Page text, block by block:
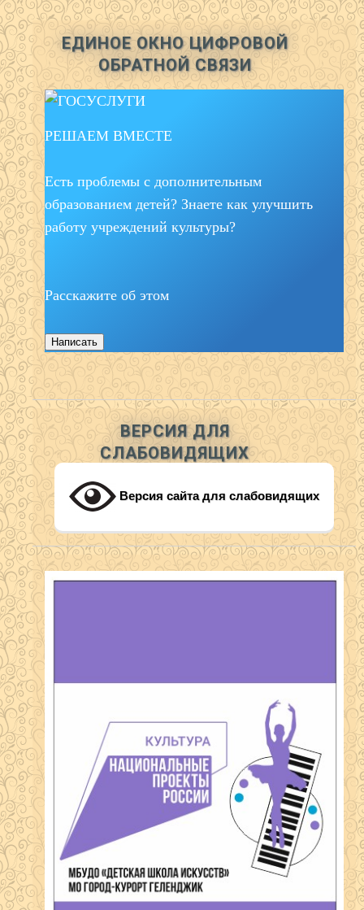
ЕДИНОЕ ОКНО ЦИФРОВОЙ
ОБРАТНОЙ СВЯЗИ
РЕШАЕМ ВМЕСТЕ
Есть проблемы с дополнительным
образованием детей? Знаете как улучшить
работу учреждений культуры?
Расскажите об этом
Написать
ВЕРСИЯ ДЛЯ
СЛАБОВИДЯЩИХ
Версия сайта для слабовидящих